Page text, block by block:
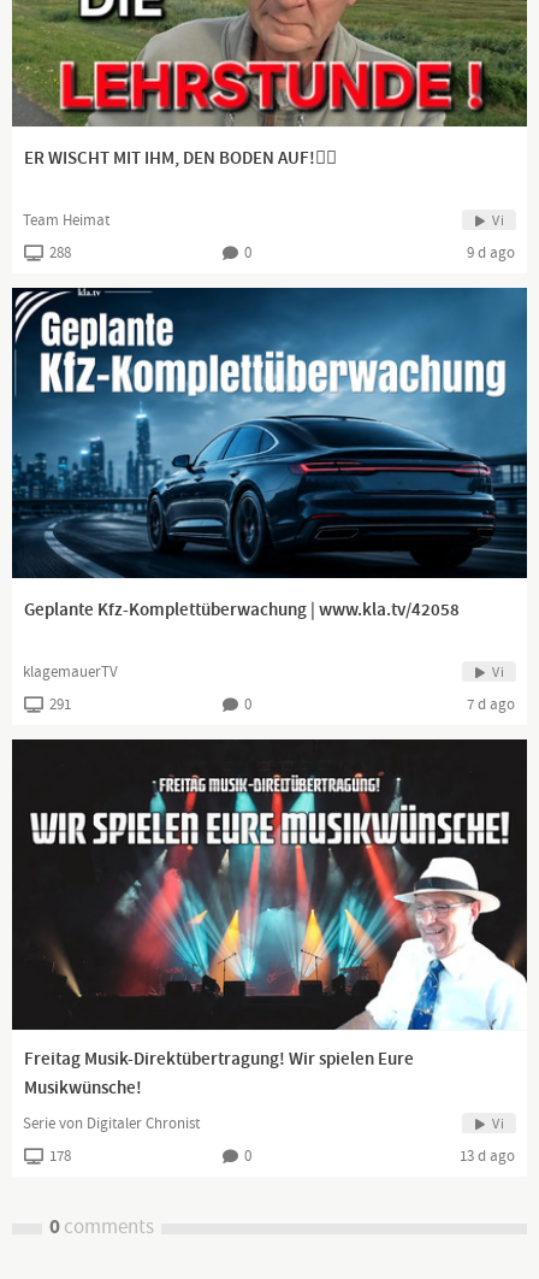
ER WISCHT MIT IHM, DEN BODEN AUF!👍🏻
Team Heimat Vi
288 0 9 d ago
Geplante Kfz-Komplettüberwachung | www.kla.tv/42058
klagemauerTV Vi
291 0 7 d ago
Freitag Musik-Direktübertragung! Wir spielen Eure
Musikwünsche!
Serie von Digitaler Chronist Vi
178 0 13 d ago
0comments